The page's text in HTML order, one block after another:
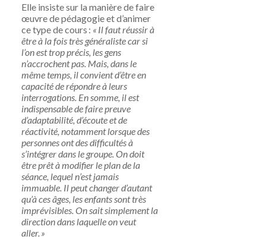
Elle insiste sur la manière de faire
œuvre de pédagogie et d’animer
ce type de cours : « Il faut réussir à
être à la fois très généraliste car si
l’on est trop précis, les gens
n’accrochent pas. Mais, dans le
même temps, il convient d’être en
capacité de répondre à leurs
interrogations. En somme, il est
indispensable de faire preuve
d’adaptabilité, d’écoute et de
réactivité, notamment lorsque des
personnes ont des difficultés à
s’intégrer dans le groupe. On doit
être prêt à modifier le plan de la
séance, lequel n’est jamais
immuable. Il peut changer d’autant
qu’à ces âges, les enfants sont très
imprévisibles. On sait simplement la
direction dans laquelle on veut
aller. »